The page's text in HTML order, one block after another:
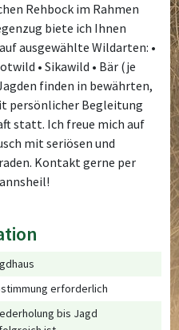
Rehbock im Rahmen
biete ich Ihnen
ausgewählte Wildarten: •
• Sikawild • Bär (je
finden in bewährten,
persönlicher Begleitung
statt. Ich freue mich auf
mit seriösen und
Kontakt gerne per
erforderlich
bis Jagd